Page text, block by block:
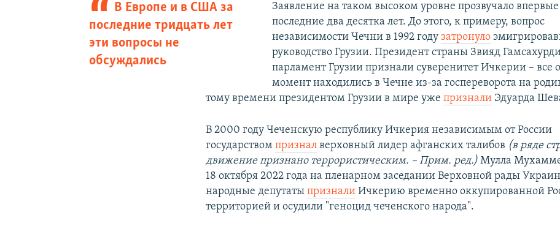
В Европе и в США за
последние тридцать лет
эти вопросы не
обсуждались
Заявление на таком высоком уровне прозвучало впервые
последние два десятка лет. До этого, к примеру, вопрос
независимости Чечни в 1992 году затронуло
руководство Грузии. Президент страны Звияд
парламент Грузии признали суверенитет Ичкерии – все
момент находились в Чечне из-за госпереворота на
тому времени президентом Грузии в мире ужепризнали Эдуарда
В 2000 году Чеченскую республику Ичкерия независимым от России
государствомпризнал верховный лидер афганских талибов (в ряде
движение признано террористическим. – Прим. ред.) Мулла
18 октября 2022 года на пленарном заседании Верховной рады
народные депутатыпризнали Ичкерию временно оккупированной
территорией и осудили "геноцид чеченского народа".